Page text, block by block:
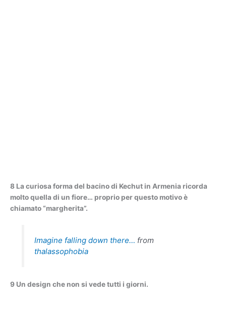
8 La curiosa forma del bacino di Kechut in Armenia ricorda
molto quella di un fiore… proprio per questo motivo è
chiamato “margherita”.
Imagine falling down there… from
thalassophobia
9 Un design che non si vede tutti i giorni.